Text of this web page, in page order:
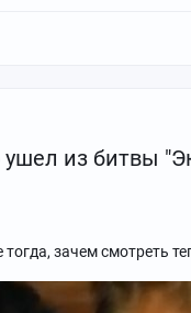
из битвы
зачем смотреть